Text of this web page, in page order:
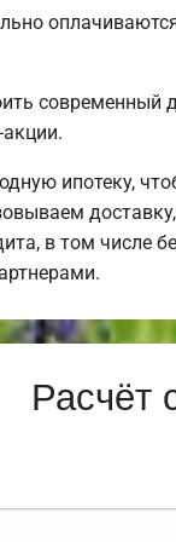
ипотеку,
в том числе
Расчёт